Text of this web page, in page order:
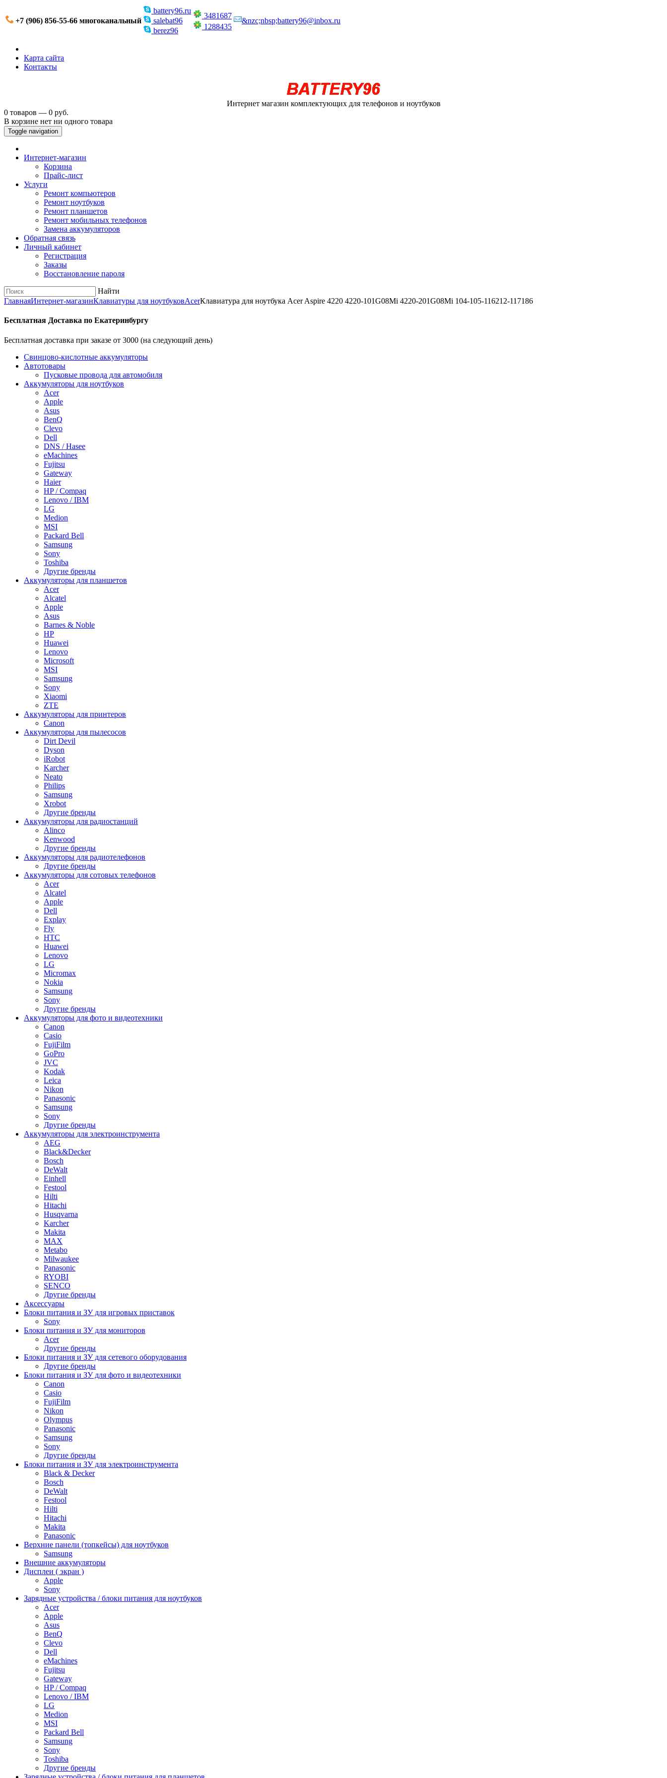
+7 (906) 856-55-66 многоканальный
battery96.ru
salebat96
berez96
3481687
1288435
&nzc;nbsp;battery96@inbox.ru
Карта сайта
Контакты
Интернет магазин комплектующих для телефонов и ноутбуков
0 товаров — 0 руб.
В корзине нет ни одного товара
Toggle navigation
Интернет-магазин
Корзина
Прайс-лист
Услуги
Ремонт компьютеров
Ремонт ноутбуков
Ремонт планшетов
Ремонт мобильных телефонов
Замена аккумуляторов
Обратная связь
Личный кабинет
Регистрация
Заказы
Восстановление пароля
Найти
ГлавнаяИнтернет-магазинКлавиатуры для ноутбуковAcerКлавиатура для ноутбука Acer Aspire 4220 4220-101G08Mi 4220-201G08Mi 104-105-116212-117186
Бесплатная Доставка по Екатеринбургу
Бесплатная доставка при заказе от 3000 (на следующий день)
Cвинцово-кислотные аккумуляторы
Автотовары
Пусковые провода для автомобиля
Аккумуляторы для ноутбуков
Acer
Apple
Asus
BenQ
Clevo
Dell
DNS / Hasee
eMachines
Fujitsu
Gateway
Haier
HP / Compaq
Lenovo / IBM
LG
Medion
MSI
Packard Bell
Samsung
Sony
Toshiba
Другие бренды
Аккумуляторы для планшетов
Acer
Alcatel
Apple
Asus
Barnes & Noble
HP
Huawei
Lenovo
Microsoft
MSI
Samsung
Sony
Xiaomi
ZTE
Аккумуляторы для принтеров
Canon
Аккумуляторы для пылесосов
Dirt Devil
Dyson
iRobot
Karcher
Neato
Philips
Samsung
Xrobot
Другие бренды
Аккумуляторы для радиостанций
Alinco
Kenwood
Другие бренды
Аккумуляторы для радиотелефонов
Другие бренды
Аккумуляторы для сотовых телефонов
Acer
Alcatel
Apple
Dell
Explay
Fly
HTC
Huawei
Lenovo
LG
Micromax
Nokia
Samsung
Sony
Другие бренды
Аккумуляторы для фото и видеотехники
Canon
Casio
FujiFilm
GoPro
JVC
Kodak
Leica
Nikon
Panasonic
Samsung
Sony
Другие бренды
Аккумуляторы для электроинструмента
AEG
Black&Decker
Bosch
DeWalt
Einhell
Festool
Hilti
Hitachi
Husqvarna
Karcher
Makita
MAX
Metabo
Milwaukee
Panasonic
RYOBI
SENCO
Другие бренды
Аксессуары
Блоки питания и ЗУ для игровых приставок
Sony
Блоки питания и ЗУ для мониторов
Acer
Другие бренды
Блоки питания и ЗУ для сетевого оборудования
Другие бренды
Блоки питания и ЗУ для фото и видеотехники
Canon
Casio
FujiFilm
Nikon
Olympus
Panasonic
Samsung
Sony
Другие бренды
Блоки питания и ЗУ для электроинструмента
Black & Decker
Bosch
DeWalt
Festool
Hilti
Hitachi
Makita
Panasonic
Верхние панели (топкейсы) для ноутбуков
Samsung
Внешние аккумуляторы
Дисплеи ( экран )
Apple
Sony
Зарядные устройства / блоки питания для ноутбуков
Acer
Apple
Asus
BenQ
Clevo
Dell
eMachines
Fujitsu
Gateway
HP / Compaq
Lenovo / IBM
LG
Medion
MSI
Packard Bell
Samsung
Sony
Toshiba
Другие бренды